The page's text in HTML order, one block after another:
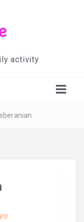
activity